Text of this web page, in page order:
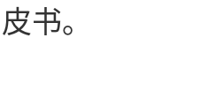
书。